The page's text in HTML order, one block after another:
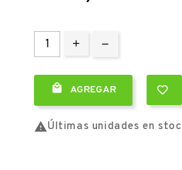
 AGREGAR
Últimas unidades en